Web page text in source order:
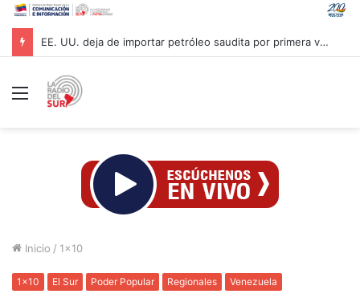
EE. UU. deja de importar petróleo saudita por primera vez en más de 40 años
Menú
Inicio / 1x10
1x10 El Sur Poder Popular Regionales Venezuela